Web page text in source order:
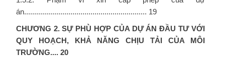
án............................................................. 19
CHƯƠNG 2. SỰ PHÙ HỢP CỦA DỰ ÁN ĐẦU TƯ VỚI
QUY HOẠCH, KHẢ NĂNG CHỊU TẢI CỦA MÔI
TRƯỜNG.... 20